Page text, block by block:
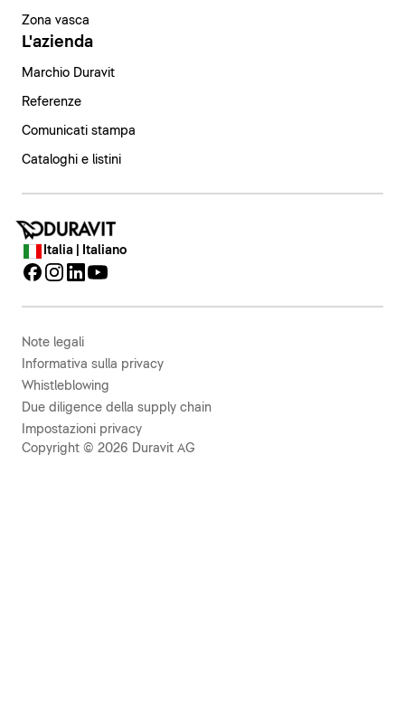
Zona vasca
L'azienda
Marchio Duravit
Referenze
Comunicati stampa
Cataloghi e listini
Italia | Italiano
Note legali
Informativa sulla privacy
Whistleblowing
Due diligence della supply chain
Impostazioni privacy
Copyright © 2026 Duravit AG